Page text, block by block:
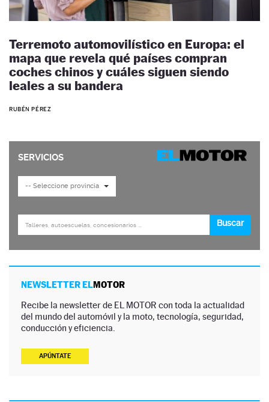
Terremoto automovilístico en Europa: el
mapa que revela qué países compran
coches chinos y cuáles siguen siendo
leales a su bandera
RUBÉN PÉREZ
NEWSLETTER ELMOTOR
Recibe la newsletter de EL MOTOR con toda la actualidad
del mundo del automóvil y la moto, tecnología, seguridad,
conducción y eficiencia.
APÚNTATE